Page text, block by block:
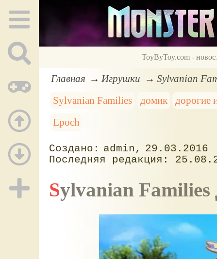
ToyByToy.com -
Главная Игрушки
Sylvanian
Sylvanian Families
домик дорогие
Epoch
admin
29.03.2016
Sylvanian